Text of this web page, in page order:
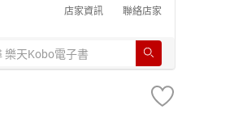
店家資訊 聯絡店家